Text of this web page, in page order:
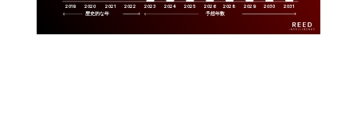
2019 2020 2021 2022 2023 2024 2025 2026 2028 2029 2030 2031
歴史的な年 予想年数